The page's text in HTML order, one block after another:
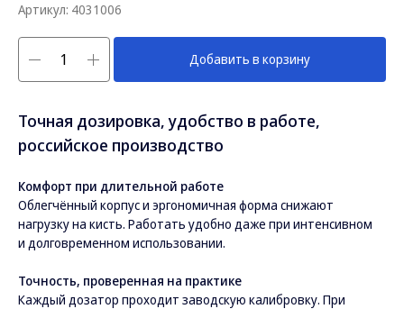
Артикул: 4031006
Добавить в корзину
Точная дозировка, удобство в работе,
российское производство
Комфорт при длительной работе
Облегчённый корпус и эргономичная форма снижают
нагрузку на кисть. Работать удобно даже при интенсивном
и долговременном использовании.
Точность, проверенная на практике
Каждый дозатор проходит заводскую калибровку. При